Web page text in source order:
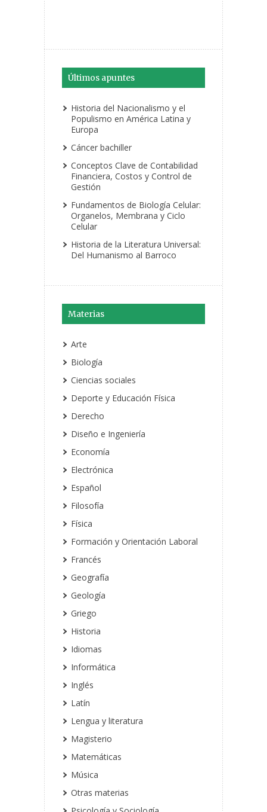
Últimos apuntes
Historia del Nacionalismo y el
Populismo en América Latina y
Europa
Cáncer bachiller
Conceptos Clave de Contabilidad
Financiera, Costos y Control de
Gestión
Fundamentos de Biología Celular:
Organelos, Membrana y Ciclo
Celular
Historia de la Literatura Universal:
Del Humanismo al Barroco
Materias
Arte
Biología
Ciencias sociales
Deporte y Educación Física
Derecho
Diseño e Ingeniería
Economía
Electrónica
Español
Filosofía
Física
Formación y Orientación Laboral
Francés
Geografía
Geología
Griego
Historia
Idiomas
Informática
Inglés
Latín
Lengua y literatura
Magisterio
Matemáticas
Música
Otras materias